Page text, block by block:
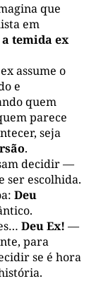
que
em
a temida ex
assume o
e
quem
parece
seja
.
decidir —
ser escolhida.
Deu
Deu Ex! —
para
se é hora